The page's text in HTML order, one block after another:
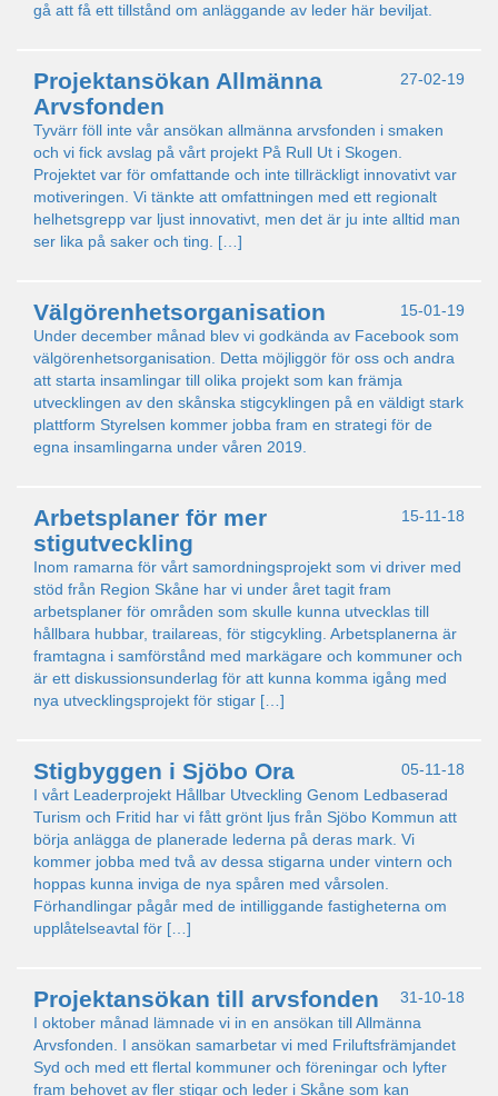
gå att få ett tillstånd om anläggande av leder här beviljat.
27-02-19
Projektansökan Allmänna
Arvsfonden
Tyvärr föll inte vår ansökan allmänna arvsfonden i smaken
och vi fick avslag på vårt projekt På Rull Ut i Skogen.
Projektet var för omfattande och inte tillräckligt innovativt var
motiveringen. Vi tänkte att omfattningen med ett regionalt
helhetsgrepp var ljust innovativt, men det är ju inte alltid man
ser lika på saker och ting. […]
15-01-19
Välgörenhetsorganisation
Under december månad blev vi godkända av Facebook som
välgörenhetsorganisation. Detta möjliggör för oss och andra
att starta insamlingar till olika projekt som kan främja
utvecklingen av den skånska stigcyklingen på en väldigt stark
plattform Styrelsen kommer jobba fram en strategi för de
egna insamlingarna under våren 2019.
15-11-18
Arbetsplaner för mer
stigutveckling
Inom ramarna för vårt samordningsprojekt som vi driver med
stöd från Region Skåne har vi under året tagit fram
arbetsplaner för områden som skulle kunna utvecklas till
hållbara hubbar, trailareas, för stigcykling. Arbetsplanerna är
framtagna i samförstånd med markägare och kommuner och
är ett diskussionsunderlag för att kunna komma igång med
nya utvecklingsprojekt för stigar […]
05-11-18
Stigbyggen i Sjöbo Ora
I vårt Leaderprojekt Hållbar Utveckling Genom Ledbaserad
Turism och Fritid har vi fått grönt ljus från Sjöbo Kommun att
börja anlägga de planerade lederna på deras mark. Vi
kommer jobba med två av dessa stigarna under vintern och
hoppas kunna inviga de nya spåren med vårsolen.
Förhandlingar pågår med de intilliggande fastigheterna om
upplåtelseavtal för […]
31-10-18
Projektansökan till arvsfonden
I oktober månad lämnade vi in en ansökan till Allmänna
Arvsfonden. I ansökan samarbetar vi med Friluftsfrämjandet
Syd och med ett flertal kommuner och föreningar och lyfter
fram behovet av fler stigar och leder i Skåne som kan